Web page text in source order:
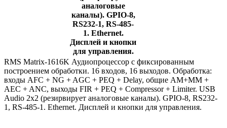
аналоговые
каналы). GPIO-8,
RS232-1, RS-485-
1. Ethernet.
Дисплей и кнопки
для управления.
RMS Matrix-1616K Аудиопроцессор с фиксированным
построением обработки. 16 входов, 16 выходов. Обработка:
входы AFC + NG + AGC + PEQ + Delay, общие AM+MM +
AEC + ANC, выходы FIR + PEQ + Compressor + Limiter. USB
Audio 2x2 (резирвирует аналоговые каналы). GPIO-8, RS232-
1, RS-485-1. Ethernet. Дисплей и кнопки для управления.